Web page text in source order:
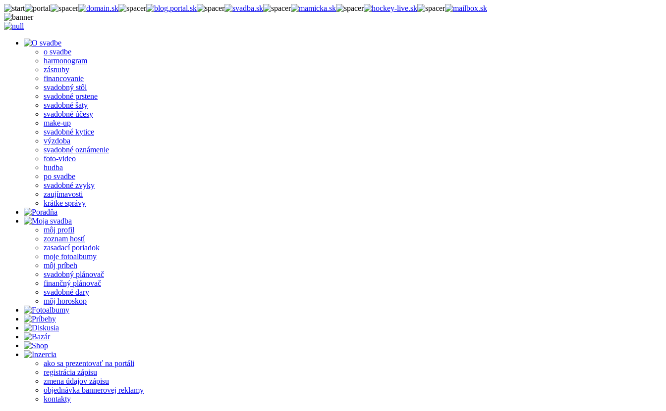
o svadbe
harmonogram
zásnuby
financovanie
svadobný stôl
svadobné prstene
svadobné šaty
svadobné účesy
make-up
svadobné kytice
výzdoba
svadobné oznámenie
foto-video
hudba
po svadbe
svadobné zvyky
zaujímavosti
krátke správy
môj profil
zoznam hostí
zasadací poriadok
moje fotoalbumy
môj príbeh
svadobný plánovač
finančný plánovač
svadobné dary
môj horoskop
ako sa prezentovať na portáli
registrácia zápisu
zmena údajov zápisu
objednávka bannerovej reklamy
kontakty